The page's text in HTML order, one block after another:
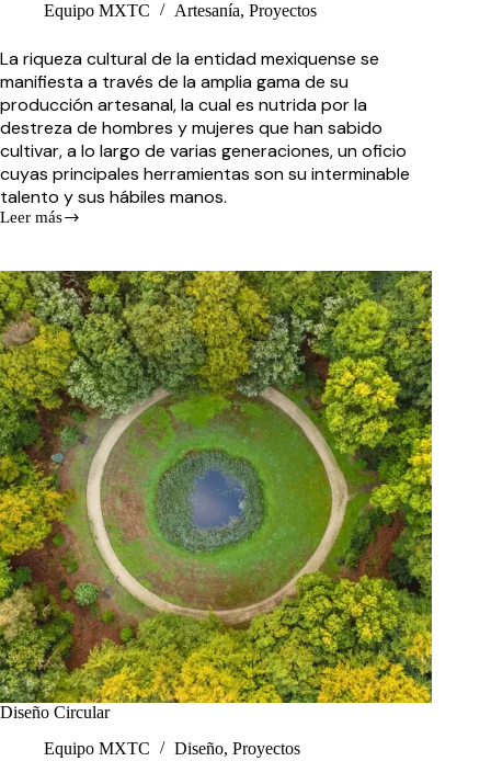
Equipo MXTC
Artesanía, Proyectos
La riqueza cultural de la entidad mexiquense se
manifiesta a través de la amplia gama de su
producción artesanal, la cual es nutrida por la
destreza de hombres y mujeres que han sabido
cultivar, a lo largo de varias generaciones, un oficio
cuyas principales herramientas son su interminable
talento y sus hábiles manos.
Leer más
140
tradición
alfarera
Diseño Circular
Equipo MXTC
Diseño, Proyectos